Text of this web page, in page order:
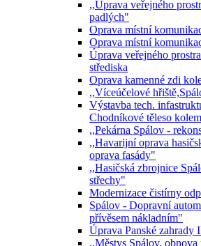
,,Úprava veřejného
padlých"
Oprava místní
Oprava místní
Úprava veřejného
střediska
Oprava kamenné zdi
,,Víceúčelové
Výstavba tech.
Chodníkové těleso
,,Pekárna Spálov -
,,Havarijní oprava
oprava fasády"
,,Hasičská zbrojnice
střechy"
Modernizace čistírny
Spálov - Dopravní
přívěsem nákladním"
Úprava Panské zahrady
,,Městys Spálov,